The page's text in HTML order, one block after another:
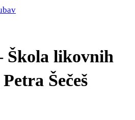
Škola likovnih
Šečeš